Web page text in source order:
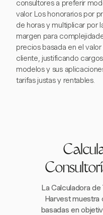
consultores a preferir
valor. Los honorarios por
de horas y multiplicar por
margen para
precios basada en el
cliente, justificando
modelos y sus
tarifas justas y rentables.
La Calculadora
Harvest muestra
basadas en